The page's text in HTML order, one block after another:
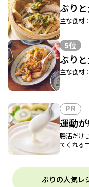
ぶり
主な食材
5位
ぶり
主な食材
PR
運動
腸活だけ
てくれる
ぶりの人気レ